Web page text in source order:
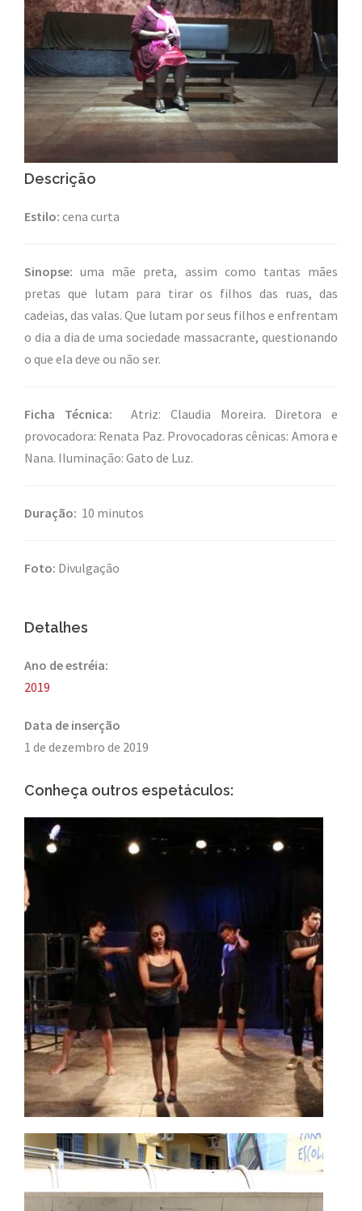
Descrição
Estilo: cena curta
Sinopse: uma mãe preta, assim como tantas mães
pretas que lutam para tirar os filhos das ruas, das
cadeias, das valas. Que lutam por seus filhos e enfrentam
o dia a dia de uma sociedade massacrante, questionando
o que ela deve ou não ser.
Ficha Técnica: Atriz: Claudia Moreira. Diretora e
provocadora: Renata Paz. Provocadoras cênicas: Amora e
Nana. Iluminação: Gato de Luz.
Duração: 10 minutos
Foto: Divulgação
Detalhes
Ano de estréia:
2019
Data de inserção
1 de dezembro de 2019
Conheça outros espetáculos: